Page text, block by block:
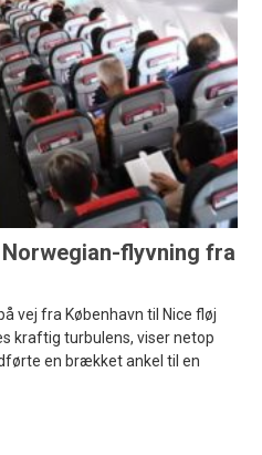
flyvning fra
vej fra København til Nice fløj
kraftig turbulens, viser netop
en brækket ankel til en